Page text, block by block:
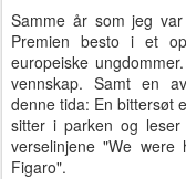
Samme år som jeg
Premien besto i et
europeiske
vennskap. Samt en
denne tida: En bittersøt
sitter i parken og
verselinjene "We were
Figaro".